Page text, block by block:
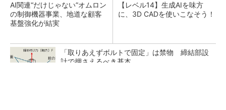
AI関連“だけじゃない”オムロン
の制御機器事業、地道な顧客
基盤強化が結実
【レベル14】生成AIを味方
に、3D CADを使いこなそう！
「取りあえずボルトで固定」は禁物 締結部設
計で押さえるべき基本